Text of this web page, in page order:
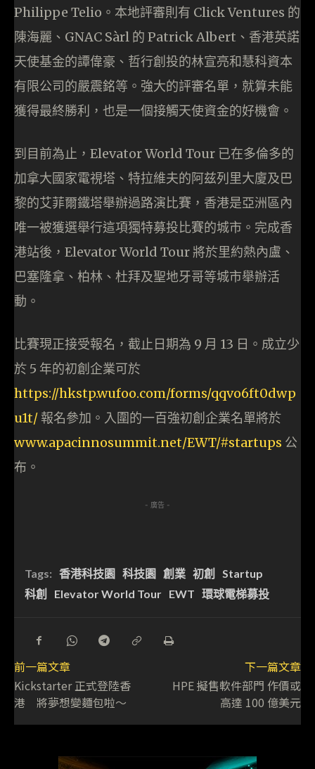
Philippe Telio。本地評審則有 Click Ventures 的
陳海麗、GNAC Sàrl 的 Patrick Albert、香港英諾
天使基金的譚偉豪、哲行創投的林宣亮和慧科資本
有限公司的嚴震銘等。強大的評審名單，就算未能
獲得最終勝利，也是一個接觸天使資金的好機會。
到目前為止，Elevator World Tour 已在多倫多的
加拿大國家電視塔、特拉維夫的阿兹列里大廈及巴
黎的艾菲爾鐵塔舉辦過路演比賽，香港是亞洲區內
唯一被獲選舉行這項獨特募投比賽的城市。完成香
港站後，Elevator World Tour 將於里約熱內盧、
巴塞隆拿、柏林、杜拜及聖地牙哥等城市舉辦活
動。
比賽現正接受報名，截止日期為 9 月 13 日。成立少
於 5 年的初創企業可於
https://hkstp.wufoo.com/forms/qqvo6ft0dwp
u1t/ 報名參加。入圍的一百強初創企業名單將於
www.apacinnosummit.net/EWT/#startups 公
布。
- 廣告 -
Tags: 香港科技園 科技園 創業 初創
Startup
科創
Elevator World Tour EWT 環球電梯募投
前一篇文章
Kickstarter 正式登陸香
港 將夢想變麵包啦～
下一篇文章
HPE 擬售軟件部門 作價或
高達 100 億美元